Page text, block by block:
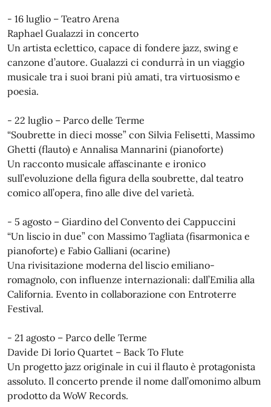
- 16 luglio – Teatro Arena
Raphael Gualazzi in concerto
Un artista eclettico, capace di fondere jazz, swing e
canzone d’autore. Gualazzi ci condurrà in un viaggio
musicale tra i suoi brani più amati, tra virtuosismo e
poesia.
- 22 luglio – Parco delle Terme
“Soubrette in dieci mosse” con Silvia Felisetti, Massimo
Ghetti (flauto) e Annalisa Mannarini (pianoforte)
Un racconto musicale affascinante e ironico
sull’evoluzione della figura della soubrette, dal teatro
comico all’opera, fino alle dive del varietà.
- 5 agosto – Giardino del Convento dei Cappuccini
“Un liscio in due” con Massimo Tagliata (fisarmonica e
pianoforte) e Fabio Galliani (ocarine)
Una rivisitazione moderna del liscio emiliano-
romagnolo, con influenze internazionali: dall’Emilia alla
California. Evento in collaborazione con Entroterre
Festival.
- 21 agosto – Parco delle Terme
Davide Di Iorio Quartet – Back To Flute
Un progetto jazz originale in cui il flauto è protagonista
assoluto. Il concerto prende il nome dall’omonimo album
prodotto da WoW Records.